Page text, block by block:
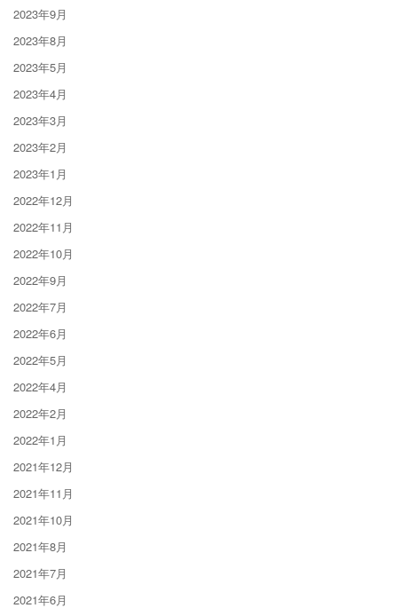
2023年9月
2023年8月
2023年5月
2023年4月
2023年3月
2023年2月
2023年1月
2022年12月
2022年11月
2022年10月
2022年9月
2022年7月
2022年6月
2022年5月
2022年4月
2022年2月
2022年1月
2021年12月
2021年11月
2021年10月
2021年8月
2021年7月
2021年6月